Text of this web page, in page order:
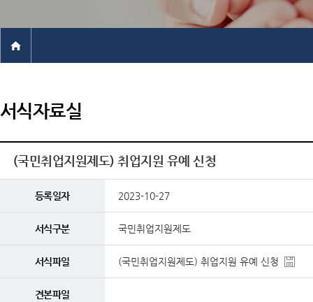
서식자료실
(국민취업지원제도) 취업지원 유예 신청
등록일자 2023-10-27
서식구분 국민취업지원제도
서식파일 (국민취업지원제도) 취업지원 유예 신청
견본파일